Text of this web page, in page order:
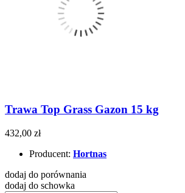
Trawa Top Grass Gazon 15 kg
432,00 zł
Producent: Hortnas
dodaj do porównania
dodaj do schowka